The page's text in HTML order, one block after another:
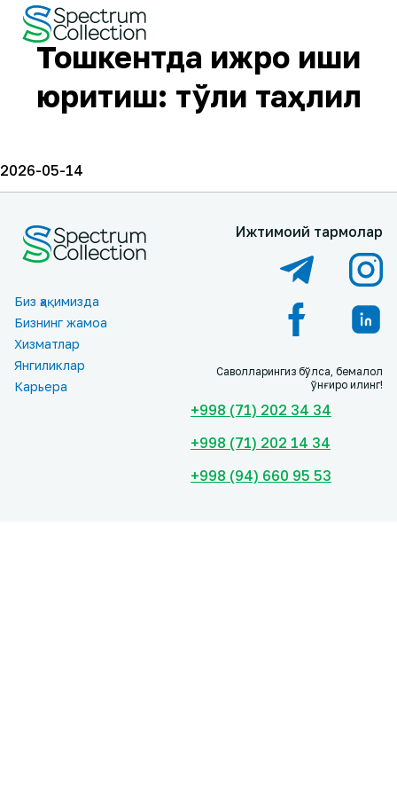
Тошкентда ижро иши
юритиш: тўлиқ таҳлил
2026-05-14
Биз ҳақимизда
Бизнинг жамоа
Хизматлар
Янгиликлар
Карьера
Ижтимоий тармоқлар
Саволларингиз бўлса, бемалол
қўнғироқ қилинг!
+998 (71) 202 34 34
+998 (71) 202 14 34
+998 (94) 660 95 53